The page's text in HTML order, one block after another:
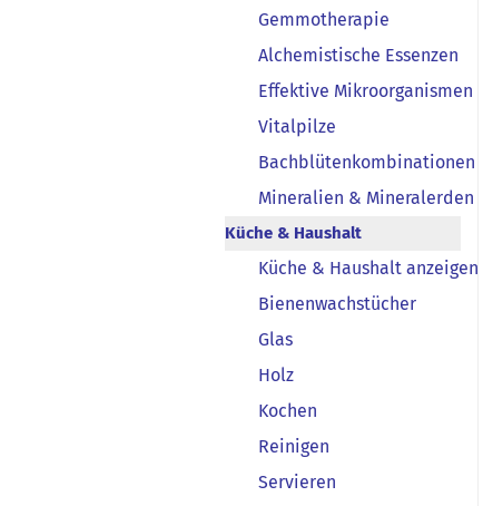
Gemmotherapie
Alchemistische Essenzen
Effektive Mikroorganismen
Vitalpilze
Bachblütenkombinationen
Mineralien & Mineralerden
Küche & Haushalt
Küche & Haushalt anzeigen
Bienenwachstücher
Glas
Holz
Kochen
Reinigen
Servieren